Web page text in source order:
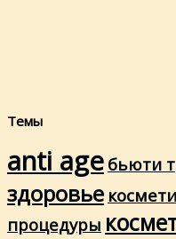
Темы
anti age бьюти
здоровье
процедуры